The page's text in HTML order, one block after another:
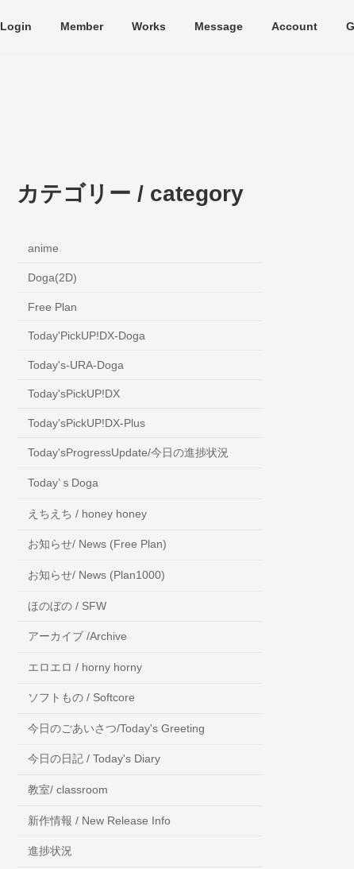
Login Member Works Message Account
カテゴリー / category
anime
Doga(2D)
Free Plan
Today'PickUP!DX-Doga
Today's-URA-Doga
Today'sPickUP!DX
Today'sPickUP!DX-Plus
Today'sProgressUpdate/今日の進捗状況
Today’ｓDoga
えちえち / honey honey
お知らせ/ News (Free Plan)
お知らせ/ News (Plan1000)
ほのぼの / SFW
アーカイブ /Archive
エロエロ / horny horny
ソフトもの / Softcore
今日のごあいさつ/Today's Greeting
今日の日記 / Today's Diary
教室/ classroom
新作情報 / New Release Info
進捗状況